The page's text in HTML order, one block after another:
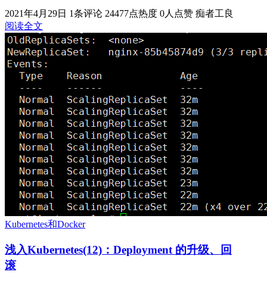
2021年4月29日 1条评论 24477点热度 0人点赞 痴者工良
阅读全文
Kubernetes和Docker
浅入Kubernetes(12)：Deployment 的升级、回
滚